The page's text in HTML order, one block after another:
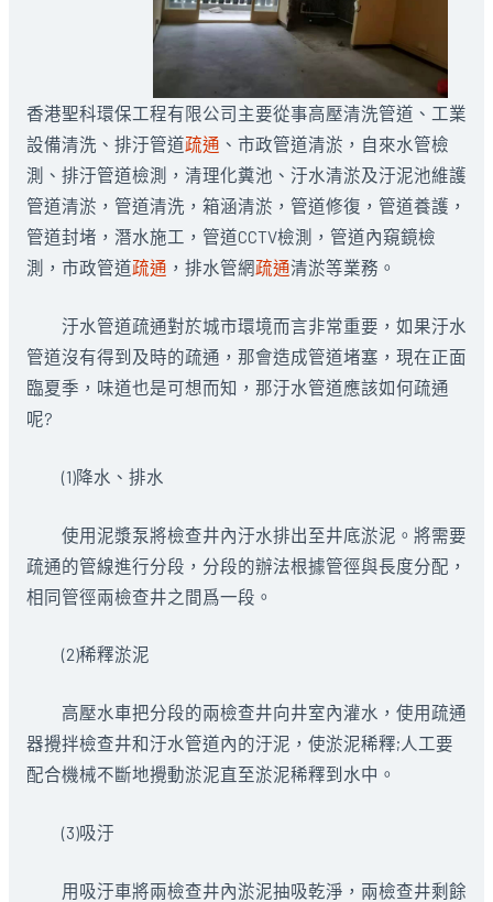
香港聖科環保工程有限公司主要從事高壓清洗管道、工業
設備清洗、排汙管道疏通 、市政管道清淤，自來水管檢
測、排汙管道檢測，清理化糞池、汙水清淤及汙泥池維護
管道清淤，管道清洗，箱涵清淤，管道修復，管道養護，
管道封堵，潛水施工，管道CCTV檢測，管道內窺鏡檢
測，市政管道疏通 ，排水管網疏通清淤等業務。
汙水管道疏通對於城市環境而言非常重要，如果汙水
管道沒有得到及時的疏通，那會造成管道堵塞，現在正面
臨夏季，味道也是可想而知，那汙水管道應該如何疏通
呢?
(1)降水、排水
使用泥漿泵將檢查井內汙水排出至井底淤泥。將需要
疏通的管線進行分段，分段的辦法根據管徑與長度分配，
相同管徑兩檢查井之間爲一段。
(2)稀釋淤泥
高壓水車把分段的兩檢查井向井室內灌水，使用疏通
器攪拌檢查井和汙水管道內的汙泥，使淤泥稀釋;人工要
配合機械不斷地攪動淤泥直至淤泥稀釋到水中。
(3)吸汙
用吸汙車將兩檢查井內淤泥抽吸乾淨，兩檢查井剩餘